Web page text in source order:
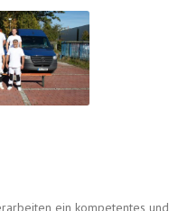
ein kompetentes und